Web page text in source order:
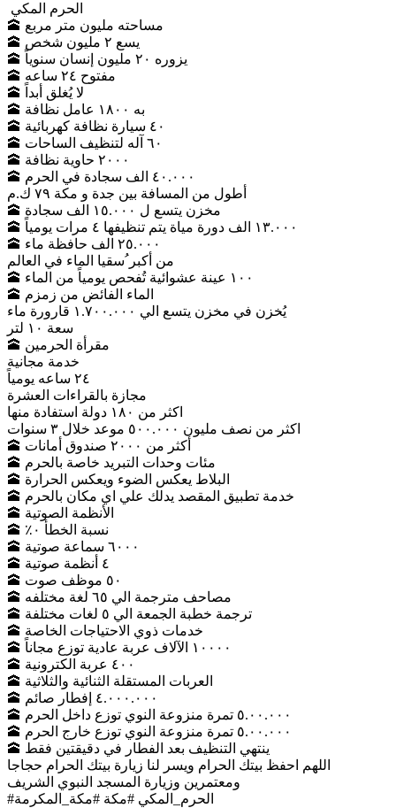
الحرم المكي
🕋 مساحته مليون متر مربع
🕋 يسع ٢ مليون شخص
🕋 يزوره ٢٠ مليون إنسان سنوياً
🕋 مفتوح ٢٤ ساعه
🕋 لا يُغلق أبداً
🕋 به ١٨٠٠ عامل نظافة
🕋 ٤٠ سيارة نظافة كهربائية
🕋 ٦٠ آله لتنظيف الساحات
🕋 ٢٠٠٠ حاوية نظافة
🕋 ٤٠.٠٠٠ الف سجادة في الحرم
أطول من المسافة بين جدة و مكة ٧٩ ك.م
🕋 مخزن يتسع ل ١٥.٠٠٠ الف سجادة
🕋 ١٣.٠٠٠ الف دورة مياة يتم تنظيفها ٤ مرات يومياً
🕋 ٢٥.٠٠٠ الف حافظة ماء
من أكبر ُسقيا الماء في العالم
🕋 ١٠٠ عينة عشوائية تُفحص يومياً من الماء
🕋 الماء الفائض من زمزم
يُخزن في مخزن يتسع الي ١.٧٠٠.٠٠٠ قارورة ماء
سعة ١٠ لتر
🕋 مقرأة الحرمين
خدمة مجانية
٢٤ ساعه يومياً
مجازة بالقراءات العشرة
اكثر من ١٨٠ دولة استفادة منها
اكثر من نصف مليون ٥٠٠.٠٠٠ موعد خلال ٣ سنوات
🕋 أكثر من ٢٠٠٠ صندوق أمانات
🕋 مئات وحدات التبريد خاصة بالحرم
🕋 البلاط يعكس الضوء ويعكس الحرارة
🕋 خدمة تطبيق المقصد يدلك علي اي مكان بالحرم
🕋 الأنظمة الصوتية
🕋 نسبة الخطأ ٠٪‏
🕋 ٦٠٠٠ سماعة صوتية
🕋 ٤ أنظمة صوتية
🕋 ٥٠ موظف صوت
🕋 مصاحف مترجمة الي ٦٥ لغة مختلفه
🕋 ترجمة خطبة الجمعة الي ٥ لغات مختلفة
🕋 خدمات ذوي الاحتياجات الخاصة
🕋 ١٠٠٠٠ الآلاف عربة عادية توزع مجاناً
🕋 ٤٠٠ عربة الكترونية
🕋 العربات المستقلة الثنائية والثلاثية
🕋 ٤.٠٠٠.٠٠٠ إفطار صائم
🕋 ٥.٠٠.٠٠٠ تمرة منزوعة النوي توزع داخل الحرم
🕋 ٥.٠٠.٠٠٠ تمرة منزوعة النوي توزع خارج الحرم
🕋 ينتهي التنظيف بعد الفطار في دقيقتين فقط
اللهم احفظ بيتك الحرام ويسر لنا زيارة بيتك الحرام حجاجا
ومعتمرين وزيارة المسجد النبوي الشريف
#الحرم_المكي #مكة #مكة_المكرمة